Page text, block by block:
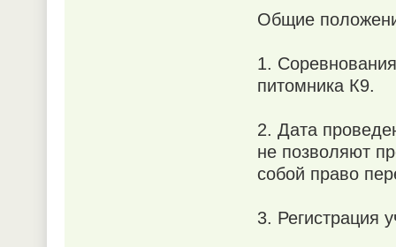
Общие
1.
питомника К9.
2. Дата
не позволяют
собой право
3. Регистрация